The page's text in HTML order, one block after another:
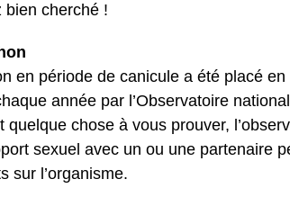
bien cherché !
en période de canicule a été placé
année par l’Observatoire
quelque chose à vous prouver,
sexuel avec un ou une partenaire
sur l’organisme.